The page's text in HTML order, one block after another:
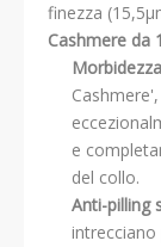
finezza
Cashmere da
e
del collo.
Anti-pilling